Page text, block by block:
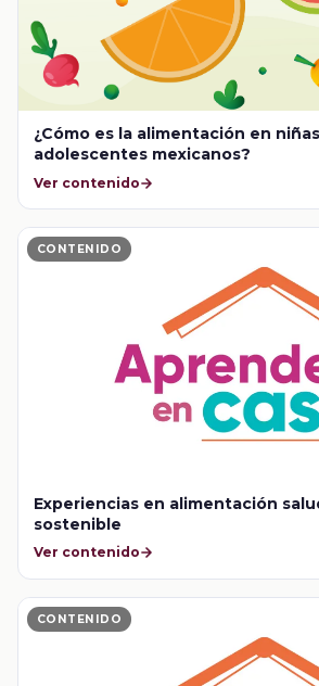
¿Cómo es la alimentación en
adolescentes mexicanos?
Ver contenido
CONTENIDO
Experiencias en alimentación
sostenible
Ver contenido
CONTENIDO